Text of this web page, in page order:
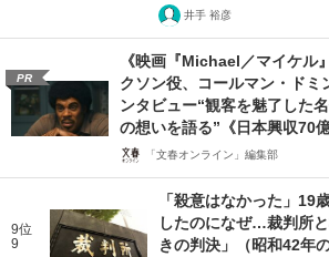
井手 裕彦
PR
《映画『Michael／マイケル
クソン役、コールマン・ドミ
ンタビュー“観客を魅了した
の想いを語る”《日本興収70
「文春オンライン」編集部
9位
9
「殺意はなかった」19
したのになぜ…裁判所
きの判決」（昭和42年の